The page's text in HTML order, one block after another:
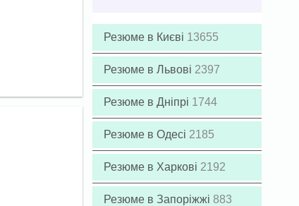
Резюме в Києві 13655
Резюме в Львові 2397
Резюме в Дніпрі 1744
Резюме в Одесі 2185
Резюме в Харкові 2192
Резюме в Запоріжжі 883